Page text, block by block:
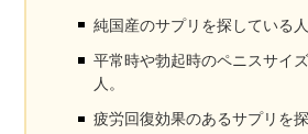
純国産のサプリを探している人
平常時や勃起時のペニスサイ
人。
疲労回復効果のあるサプリを